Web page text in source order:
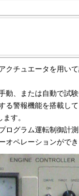
クチュエータを用い
動、または自動で試
る警報機能を搭載し
す。
ログラム運転制御計
オペレーションがで